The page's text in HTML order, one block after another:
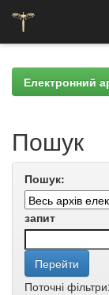
navigationЕлектронний
Пошук
Пошук:
запит
Поточні фільтри: